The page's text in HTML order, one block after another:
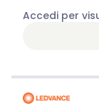
Accedi per